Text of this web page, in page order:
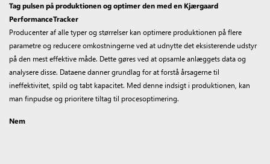
Tag pulsen på produktionen og optimer den med en Kjærgaard
PerformanceTracker
Producenter af alle typer og størrelser kan optimere produktionen på flere
parametre og reducere omkostningerne ved at udnytte det eksisterende udstyr
på den mest effektive måde. Dette gøres ved at opsamle anlæggets data og
analysere disse. Dataene danner grundlag for at forstå årsagerne til
ineffektivitet, spild og tabt kapacitet. Med denne indsigt i produktionen, kan
man finpudse og prioritere tiltag til procesoptimering.
Nem